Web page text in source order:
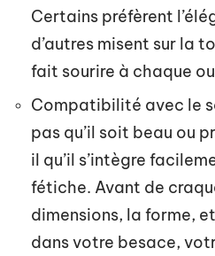
Certains préfèrent
d’autres misent sur la
fait sourire à chaque
Compatibilité avec le
pas qu’il soit beau ou
il qu’il s’intègre
fétiche. Avant de
dimensions, la forme,
dans votre besace,